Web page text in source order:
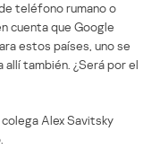
teléfono rumano o
cuenta que Google
estos países, uno se
también. ¿Será por el
Alex Savitsky